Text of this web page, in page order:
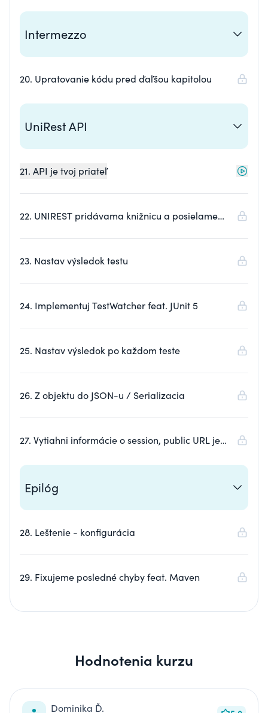
Intermezzo
20. Upratovanie kódu pred ďaľšou kapitolou
UniRest API
21. API je tvoj priateľ
22. UNIREST pridávama knižnicu a posielame
23. Nastav výsledok testu
24. Implementuj TestWatcher feat. JUnit 5
25. Nastav výsledok po každom teste
26. Z objektu do JSON-u / Serializacia
27. Vytiahni informácie o session, public URL je
Epilóg
28. Leštenie - konfigurácia
29. Fixujeme posledné chyby feat. Maven
Hodnotenia kurzu
Dominika Ď.